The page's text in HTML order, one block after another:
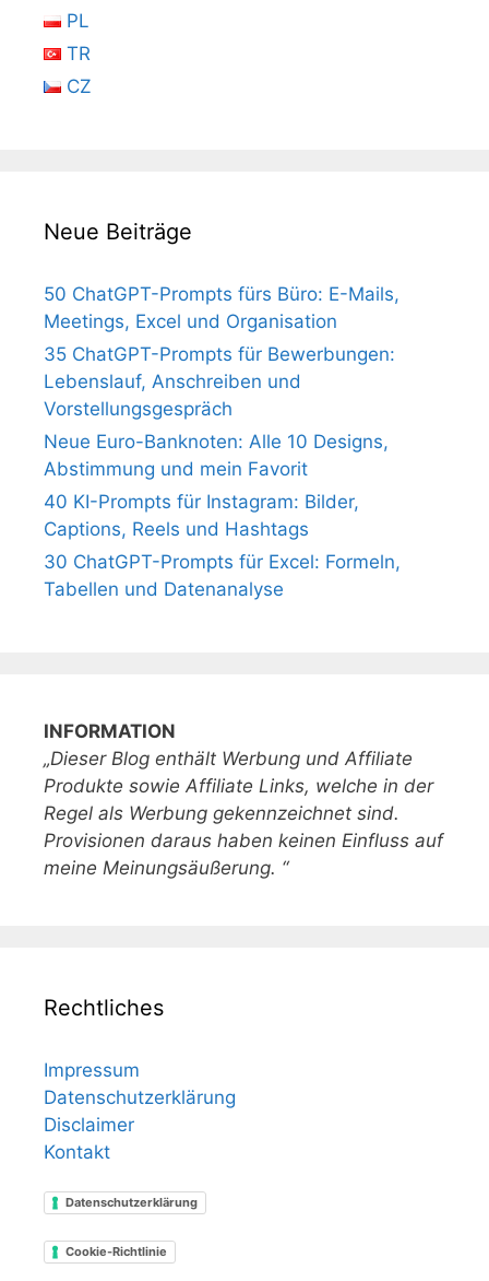
PL
TR
CZ
Neue Beiträge
50 ChatGPT-Prompts fürs Büro: E-Mails,
Meetings, Excel und Organisation
35 ChatGPT-Prompts für Bewerbungen:
Lebenslauf, Anschreiben und
Vorstellungsgespräch
Neue Euro-Banknoten: Alle 10 Designs,
Abstimmung und mein Favorit
40 KI-Prompts für Instagram: Bilder,
Captions, Reels und Hashtags
30 ChatGPT-Prompts für Excel: Formeln,
Tabellen und Datenanalyse
INFORMATION
„Dieser Blog enthält Werbung und Affiliate
Produkte sowie Affiliate Links, welche in der
Regel als Werbung gekennzeichnet sind.
Provisionen daraus haben keinen Einfluss auf
meine Meinungsäußerung. “
Rechtliches
Impressum
Datenschutzerklärung
Disclaimer
Kontakt
Datenschutzerklärung
Cookie-Richtlinie